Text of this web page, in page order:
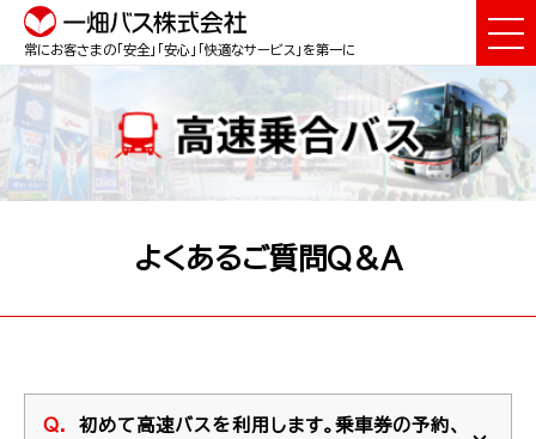
常にお客さまの「安全」「安心」「快適なサービス」を第一に
よくあるご質問Q＆A
初めて高速バスを利用します。乗車券の予約、